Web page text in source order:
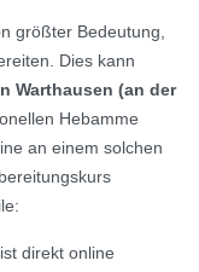
größter Bedeutung,
Dies kann
Warthausen (an der
Hebamme
an einem solchen
direkt online